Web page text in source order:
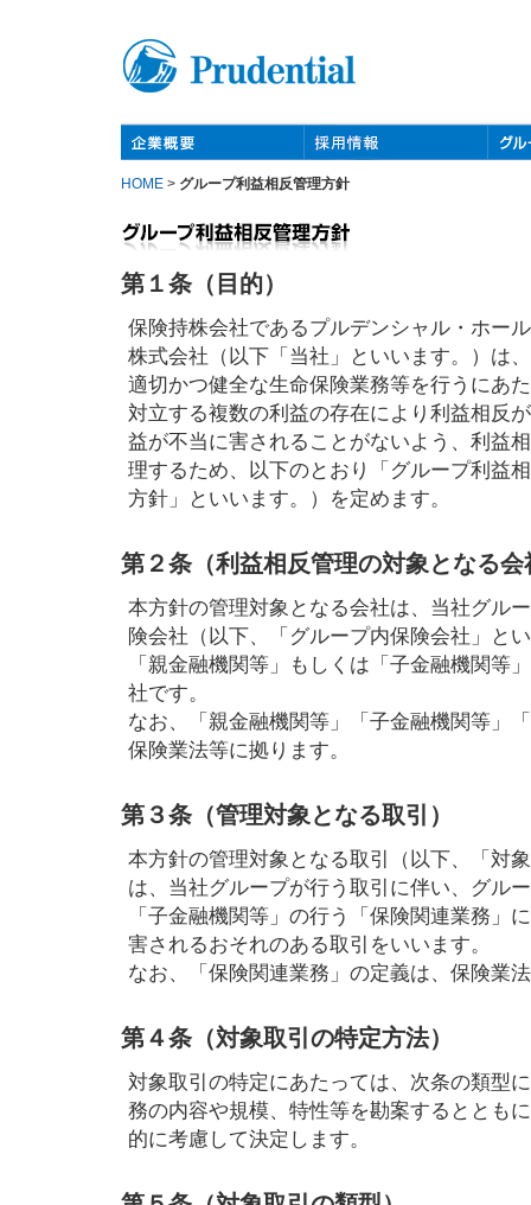
HOME > グループ利益相反管理方針
第１条（目的）
保険持株会社であるプルデンシャル・ホー
株式会社（以下「当社」といいます。）は
適切かつ健全な生命保険業務等を行うにあ
対立する複数の利益の存在により利益相反
益が不当に害されることがないよう、利益
理するため、以下のとおり「グループ利益
方針」といいます。）を定めます。
第２条（利益相反管理の対象となる会
本方針の管理対象となる会社は、当社グル
険会社（以下、「グループ内保険会社」と
「親金融機関等」もしくは「子金融機関等
社です。
なお、「親金融機関等」「子金融機関等」
保険業法等に拠ります。
第３条（管理対象となる取引）
本方針の管理対象となる取引（以下、「対
は、当社グループが行う取引に伴い、グル
「子金融機関等」の行う「保険関連業務」
害されるおそれのある取引をいいます。
なお、「保険関連業務」の定義は、保険業
第４条（対象取引の特定方法）
対象取引の特定にあたっては、次条の類型
務の内容や規模、特性等を勘案するととも
的に考慮して決定します。